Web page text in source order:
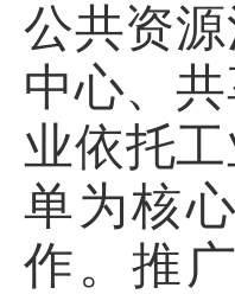
公共资
中心、
业依托
单为核
作。推